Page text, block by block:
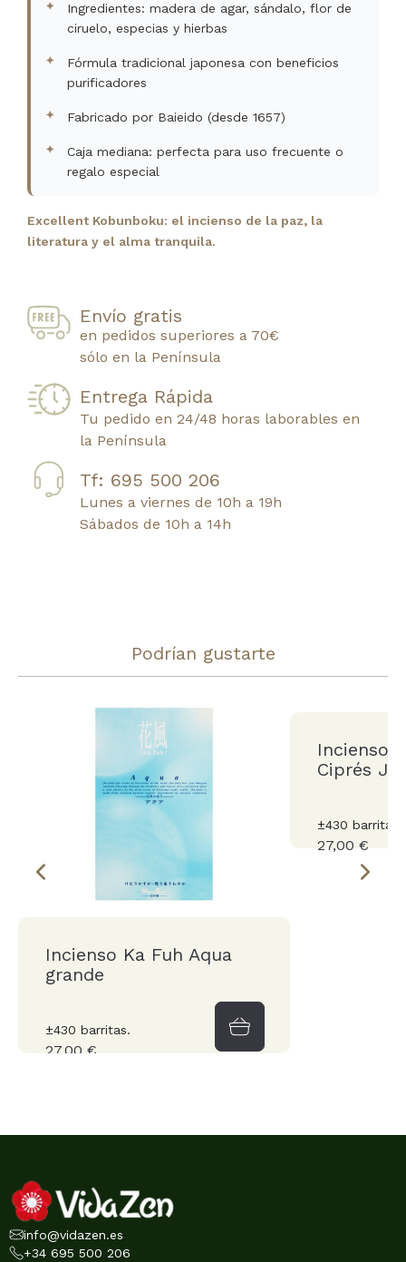
Ingredientes: madera de agar, sándalo, flor de
ciruelo, especias y hierbas
Fórmula tradicional japonesa con beneficios
purificadores
Fabricado por Baieido (desde 1657)
Caja mediana: perfecta para uso frecuente o
regalo especial
Excellent Kobunboku: el incienso de la paz, la
literatura y el alma tranquila.
Envío gratis
en pedidos superiores a 70€
sólo en la Península
Entrega Rápida
Tu pedido en 24/48 horas laborables en
la Península
Tf: 695 500 206
Lunes a viernes de 10h a 19h
Sábados de 10h a 14h
Podrían gustarte
Incienso Ka Fuh Aqua
grande
±430 barritas.
27,00 €
Incienso
Ciprés
±430 barritas.
27,00 €
info@vidazen.es
+34 695 500 206